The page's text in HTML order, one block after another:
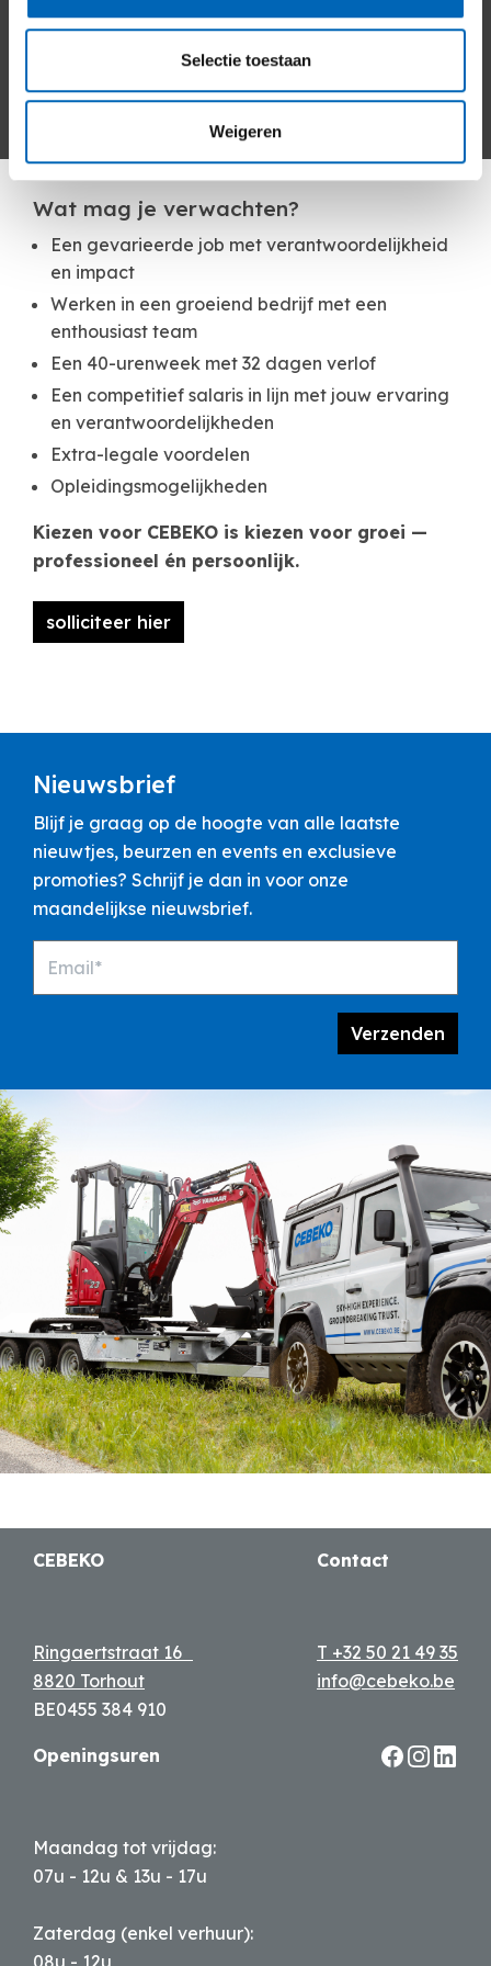
Selectie toestaan
Weigeren
met collega’s en zorgt voor een duidelijke
afstemming in de dagelijkse planning
Je bent flexibel en leergierig
Wat mag je verwachten?
Een gevarieerde job met verantwoordelijkheid
en impact
Werken in een groeiend bedrijf met een
enthousiast team
Een 40-urenweek met 32 dagen verlof
Een competitief salaris in lijn met jouw ervaring
en verantwoordelijkheden
Extra-legale voordelen
Opleidingsmogelijkheden
Kiezen voor CEBEKO is kiezen voor groei —
professioneel én persoonlijk.
solliciteer hier
Nieuwsbrief
Blijf je graag op de hoogte van alle laatste
nieuwtjes, beurzen en events en exclusieve
promoties? Schrijf je dan in voor onze
maandelijkse nieuwsbrief.
Verzenden
CEBEKO
Ringaertstraat 16
8820 Torhout
BE0455 384 910
Contact
T +32 50 21 49 35
info@cebeko.be
Openingsuren
Maandag tot vrijdag:
07u - 12u & 13u - 17u
Zaterdag (enkel verhuur):
08u - 12u